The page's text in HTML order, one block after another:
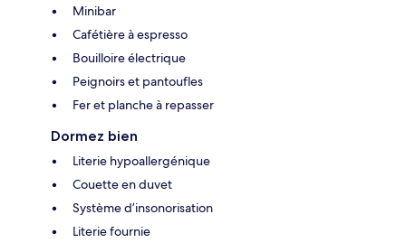
Minibar
Cafétière à espresso
Bouilloire électrique
Peignoirs et pantoufles
Fer et planche à repasser
Dormez bien
Literie hypoallergénique
Couette en duvet
Système d’insonorisation
Literie fournie